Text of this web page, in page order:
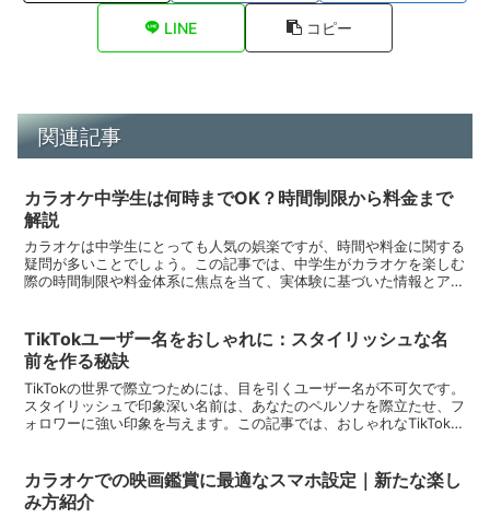
LINE コピー
関連記事
カラオケ中学生は何時までOK？時間制限から料金まで
解説
カラオケは中学生にとっても人気の娯楽ですが、時間や料金に関する
疑問が多いことでしょう。この記事では、中学生がカラオケを楽しむ
際の時間制限や料金体系に焦点を当て、実体験に基づいた情報とアド
TikTokユーザー名をおしゃれに：スタイリッシュな名
前を作る秘訣
TikTokの世界で際立つためには、目を引くユーザー名が不可欠です。
スタイリッシュで印象深い名前は、あなたのペルソナを際立たせ、フ
ォロワーに強い印象を与えます。この記事では、おしゃれなTikTokユ
カラオケでの映画鑑賞に最適なスマホ設定｜新たな楽し
み方紹介